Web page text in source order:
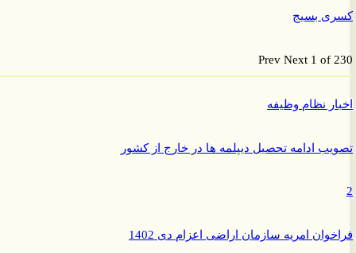
بسیج
PrevNext 1 of
نظام وظیفه
ادامه تحصیل دیپلمه ها در خارج از کشور
امریه سازمان اراضی اعزام دی 1402